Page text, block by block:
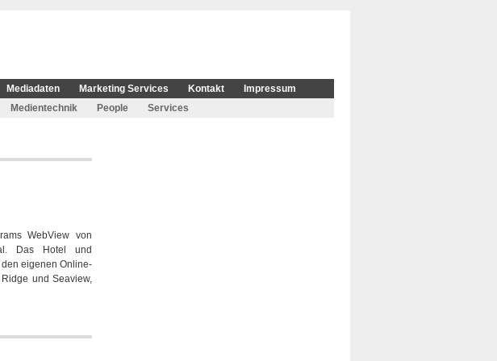
Mediadaten Marketing Services Kontakt
Impressum
Medientechnik People Services
WebView von
Das Hotel und
eigenen Online-
und Seaview,